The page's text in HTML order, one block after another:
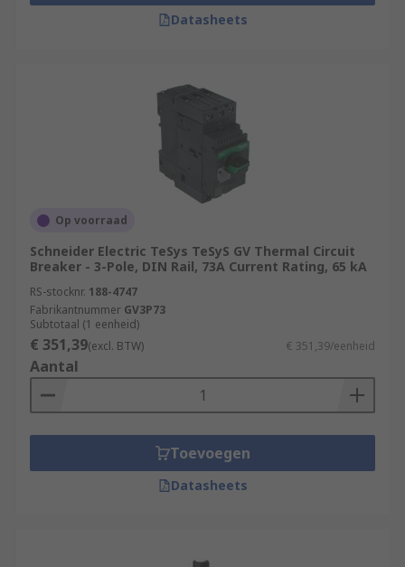
Datasheets
Op voorraad
Schneider Electric TeSys TeSyS GV Thermal Circuit
Breaker - 3-Pole, DIN Rail, 73A Current Rating, 65 kA
RS-stocknr. 188-4747
Fabrikantnummer GV3P73
Subtotaal (1 eenheid)
€ 351,39(excl. BTW) € 351,39/eenheid
Aantal
Toevoegen
Datasheets